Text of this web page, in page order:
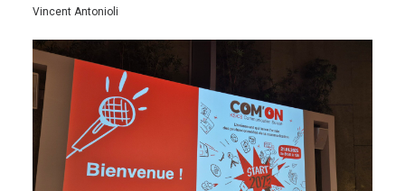
Vincent Antonioli